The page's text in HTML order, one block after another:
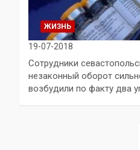
ЖИЗНЬ
19-07-2018
Сотрудники
незаконный оборот
возбудили по факту два